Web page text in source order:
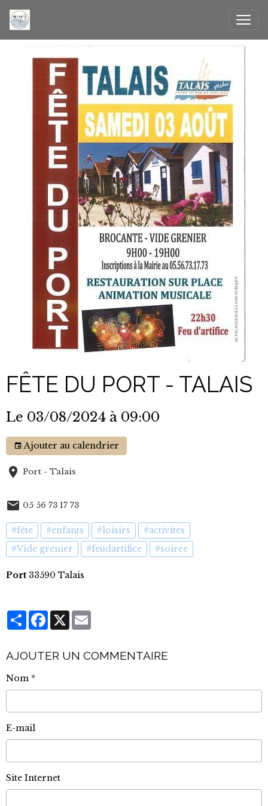
FÊTE DU PORT - TALAIS
Le 03/08/2024 à 09:00
Ajouter au calendrier
Port - Talais
05 56 73 17 73
#fête #enfants #loisirs
#activites
#Vide grenier
#feudartifice #soirée
Port 33590 Talais
PartagerFacebook
X
AJOUTER UN COMMENTAIRE
Nom
E-mail
Site Internet